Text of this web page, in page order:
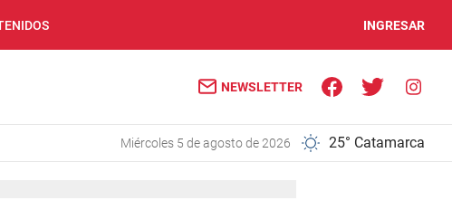
INGRESAR
NEWSLETTER
miércoles 5 de agosto de 2026 25° Catamarca